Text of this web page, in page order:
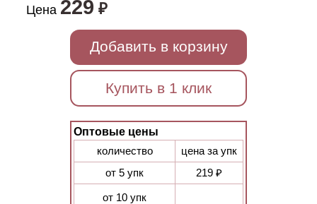
Цена 229 ₽
Добавить в корзину
Купить в 1 клик
Оптовые цены
количество
цена за упк
от 5 упк
219 ₽
от 10 упк